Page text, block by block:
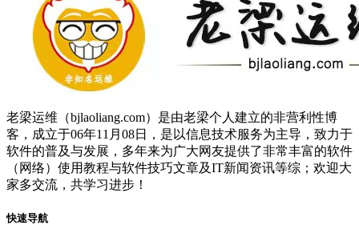
老梁运维（bjlaoliang.com）是由老梁个人建立的非营利性博
客，成立于06年11月08日，是以信息技术服务为主导，致力于
软件的普及与发展，多年来为广大网友提供了非常丰富的软件
（网络）使用教程与软件技巧文章及IT新闻资讯等综；欢迎大
家多交流，共学习进步！
快速导航